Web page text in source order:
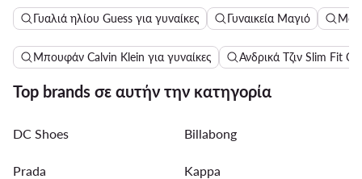
Γυαλιά ηλίου Guess για γυναίκες Γυναικεία Μαγιό
Μπουφάν Calvin Klein για γυναίκες Ανδρικά Τζιν Slim Fit
Top brands σε αυτήν την κατηγορία
DC Shoes Billabong
Prada Kappa